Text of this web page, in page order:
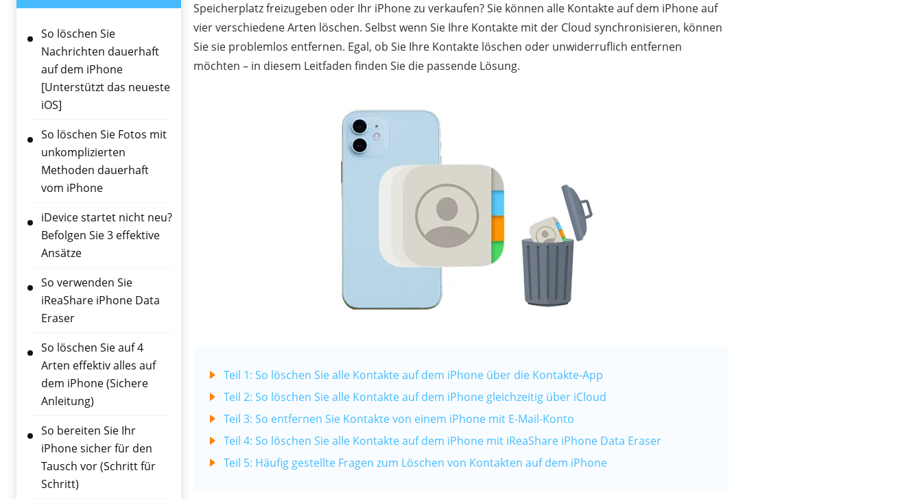
So löschen Sie
Nachrichten dauerhaft
auf dem iPhone
[Unterstützt das neueste
iOS]
So löschen Sie Fotos mit
unkomplizierten
Methoden dauerhaft
vom iPhone
iDevice startet nicht neu?
Befolgen Sie 3 effektive
Ansätze
So verwenden Sie
iReaShare iPhone Data
Eraser
So löschen Sie auf 4
Arten effektiv alles auf
dem iPhone (Sichere
Anleitung)
So bereiten Sie Ihr
iPhone sicher für den
Tausch vor (Schritt für
Schritt)
Speicherplatz freizugeben oder Ihr iPhone zu verkaufen? Sie können alle Kontakte auf dem iPhone auf
vier verschiedene Arten löschen. Selbst wenn Sie Ihre Kontakte mit der Cloud synchronisieren, können
Sie sie problemlos entfernen. Egal, ob Sie Ihre Kontakte löschen oder unwiderruflich entfernen
möchten – in diesem Leitfaden finden Sie die passende Lösung.
Teil 1: So löschen Sie alle Kontakte auf dem iPhone über die Kontakte-App
Teil 2: So löschen Sie alle Kontakte auf dem iPhone gleichzeitig über iCloud
Teil 3: So entfernen Sie Kontakte von einem iPhone mit E-Mail-Konto
Teil 4: So löschen Sie alle Kontakte auf dem iPhone mit iReaShare iPhone Data Eraser
Teil 5: Häufig gestellte Fragen zum Löschen von Kontakten auf dem iPhone